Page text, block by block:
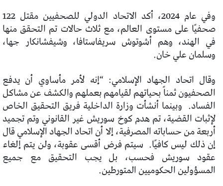
وفي عام 2024، أكد الاتحاد الدولي للصحفيين مقتل 122
صحفيًا على مستوى العالم، مع ثلاث حالات تم التحقق منها
في الهند، وهم أشوتوش سريفاستافا، وشيفشانكار جها،
وسلمان علي خان.
وقال اتحاد الجهاد الإسلامي: “إنه لأمر مأساوي أن يدفع
الصحفيون ثمناً بحياتهم لقيامهم بعملهم والكشف عن مشاكل
الفساد. وبينما أنشأت وزارة الداخلية فريق التحقيق الخاص
لإثبات القضية، تم هدم كوخ سوريش غير القانوني وتم تجميد
أربعة من حساباته المصرفية، إلا أن اتحاد الجهاد الإسلامي قال
إن ذلك ليس كافيًا. سيتم فرض أقسى عقوبة، ولن يتم إلغاء
عقود سوريش فحسب، بل يجب التحقيق مع جميع
المسؤولين الحكوميين المتورطين.